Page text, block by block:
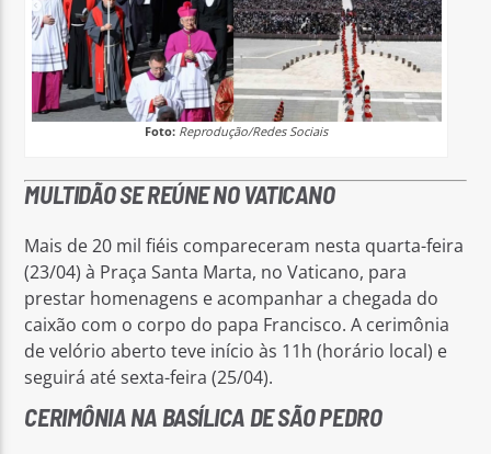
Foto: Reprodução/Redes Sociais
MULTIDÃO SE REÚNE NO VATICANO
Mais de 20 mil fiéis compareceram nesta quarta-feira
(23/04) à Praça Santa Marta, no Vaticano, para
prestar homenagens e acompanhar a chegada do
caixão com o corpo do papa Francisco. A cerimônia
de velório aberto teve início às 11h (horário local) e
seguirá até sexta-feira (25/04).
CERIMÔNIA NA BASÍLICA DE SÃO PEDRO